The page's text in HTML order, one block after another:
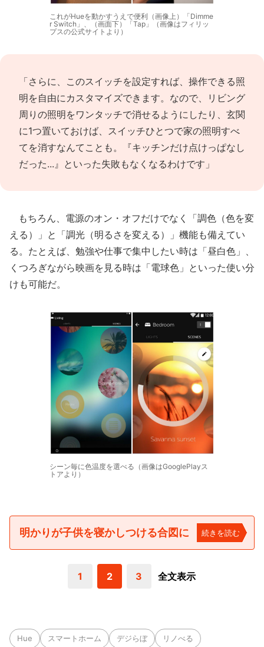
これがHueを動かすうえで便利（画像上）「Dimme
r Switch」、（画面下）「Tap」（画像はフィリッ
プスの公式サイトより）
「さらに、このスイッチを設定すれば、操作できる照
明を自由にカスタマイズできます。なので、リビング
周りの照明をワンタッチで消せるようにしたり、玄関
に1つ置いておけば、スイッチひとつで家の照明すべ
てを消すなんてことも。『キッチンだけ点けっぱなし
だった...』といった失敗もなくなるわけです」
もちろん、電源のオン・オフだけでなく「調色（色を変
える）」と「調光（明るさを変える）」機能も備えてい
る。たとえば、勉強や仕事で集中したい時は「昼白色」、
くつろぎながら映画を見る時は「電球色」といった使い分
けも可能だ。
シーン毎に色温度を選べる（画像はGooglePlayス
トアより）
明かりが子供を寝かしつける合図に 続きを読む
1 2 3 全文表示
Hue スマートホーム デジらぼ リノべる